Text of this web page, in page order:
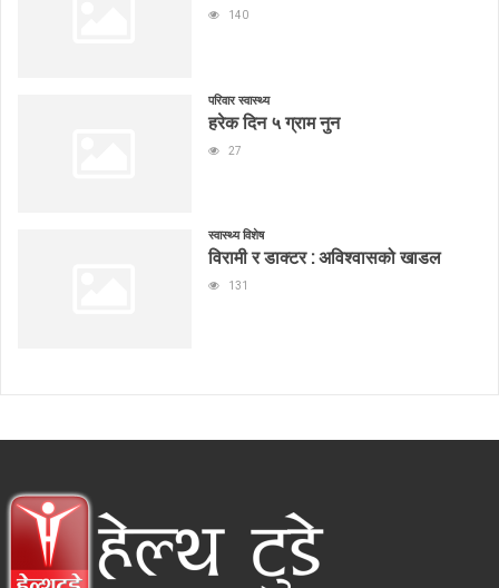
140
परिवार स्वास्थ्य
हरेक दिन ५ ग्राम नुन
27
स्वास्थ्य विशेष
विरामी र डाक्टर : अविश्वासको खाडल
131